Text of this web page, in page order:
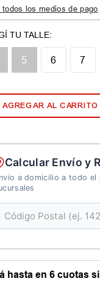
todos los medios de pago
5 6 7
AGREGAR AL CARRITO
Calcular Envío y
a domicilio a todo
hasta en 6 cuotas